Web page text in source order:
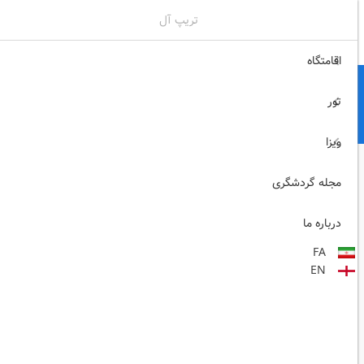
02171117717
تریپ آل
اقامتگاه
تور
ویزا
مجله گردشگری
درباره ما
FA
EN